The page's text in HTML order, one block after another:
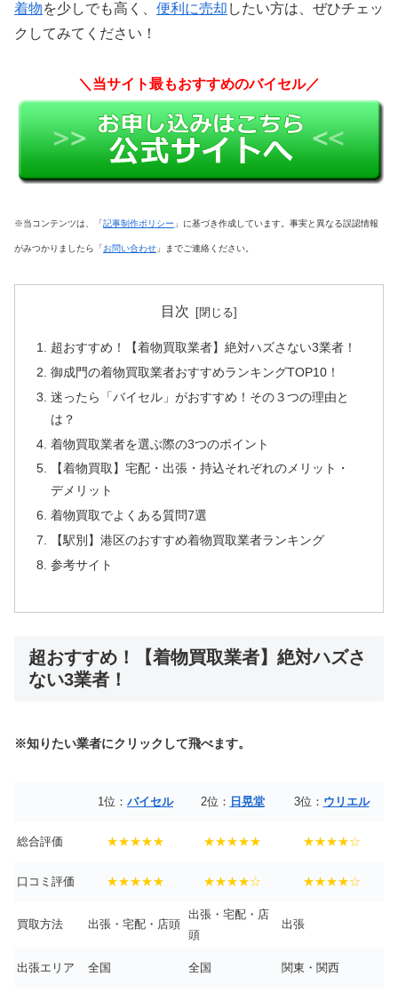
着物を少しでも高く、 便利に売却 したい方は、 ぜひチェッ
クしてみてください！
＼当サイト最もおすすめのバイセル／
※当コンテンツは、「記事制作ポリシー 」に基づき作成しています。事実と異なる誤認情報
がみつかりましたら「お問い合わせ 」までご連絡ください。
目次
超おすすめ！【着物買取業者】絶対ハズさない3業者！
御成門の着物買取業者おすすめランキングTOP10！
迷ったら「バイセル」がおすすめ！その３つの理由と
は？
着物買取業者を選ぶ際の3つのポイント
【着物買取】宅配・出張・持込それぞれのメリット・
デメリット
着物買取でよくある質問7選
【駅別】港区のおすすめ着物買取業者ランキング
参考サイト
超おすすめ！【着物買取業者】絶対ハズさ
ない3業者！
※知りたい業者にクリックして飛べます。
1位： バイセル 2位： 日晃堂 3位： ウリエル
総合評価 ★★★★★ ★★★★★ ★★★★☆
口コミ評価 ★★★★★ ★★★★☆ ★★★★☆
買取方法 出張・宅配・店頭
出張・宅配・店
頭
出張
出張エリア 全国 全国 関東・関西